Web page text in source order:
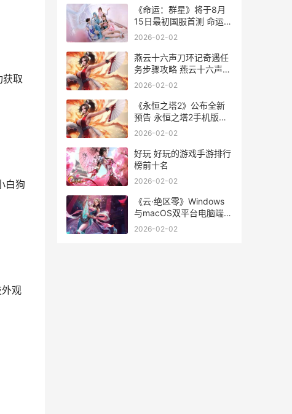
获取
白狗
观
《命运：群星》将于8月
15日最初国服首测 命运群
星手游
2026-02-02
燕云十六声刀环记奇遇任
务步骤攻略 燕云十六声刀
环记
2026-02-02
《永恒之塔2》公布全新
预告 永恒之塔2手机版下
载
2026-02-02
好玩 好玩的游戏手游排行
榜前十名
2026-02-02
《云·绝区零》Windows
与macOS双平台电脑端正
式上线 《云·绝区零》下
2026-02-02